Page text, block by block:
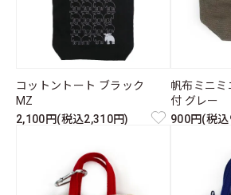
コットントート ブラック
MZ
2,100円(税込2,310円)
帆布ミニミ
付 グレ
900円(税